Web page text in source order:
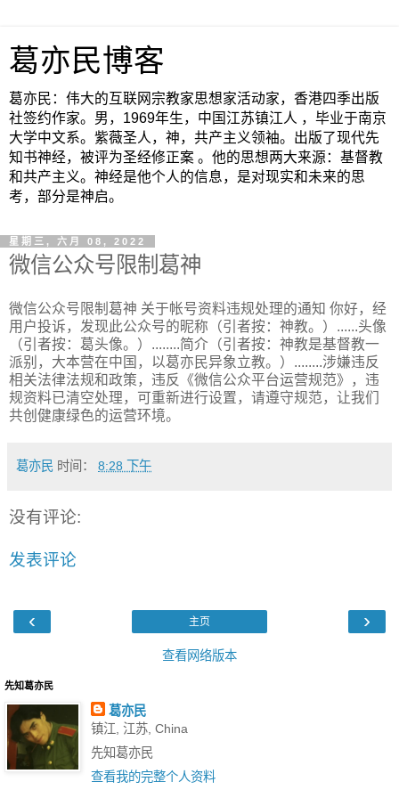
葛亦民博客
葛亦民：伟大的互联网宗教家思想家活动家，香港四季出版
社签约作家。男，1969年生，中国江苏镇江人 ，毕业于南京
大学中文系。紫薇圣人，神，共产主义领袖。出版了现代先
知书神经，被评为圣经修正案 。他的思想两大来源：基督教
和共产主义。神经是他个人的信息，是对现实和未来的思
考，部分是神启。
星期三, 六月 08, 2022
微信公众号限制葛神
微信公众号限制葛神 关于帐号资料违规处理的通知 你好，经
用户投诉，发现此公众号的昵称（引者按：神教。）......头像
（引者按：葛头像。）........简介（引者按：神教是基督教一
派别，大本营在中国，以葛亦民异象立教。）........涉嫌违反
相关法律法规和政策，违反《微信公众平台运营规范》，违
规资料已清空处理，可重新进行设置，请遵守规范，让我们
共创健康绿色的运营环境。
葛亦民 时间： 8:28 下午
没有评论:
发表评论
‹ ›
主页
查看网络版本
先知葛亦民
葛亦民
镇江, 江苏, China
先知葛亦民
查看我的完整个人资料